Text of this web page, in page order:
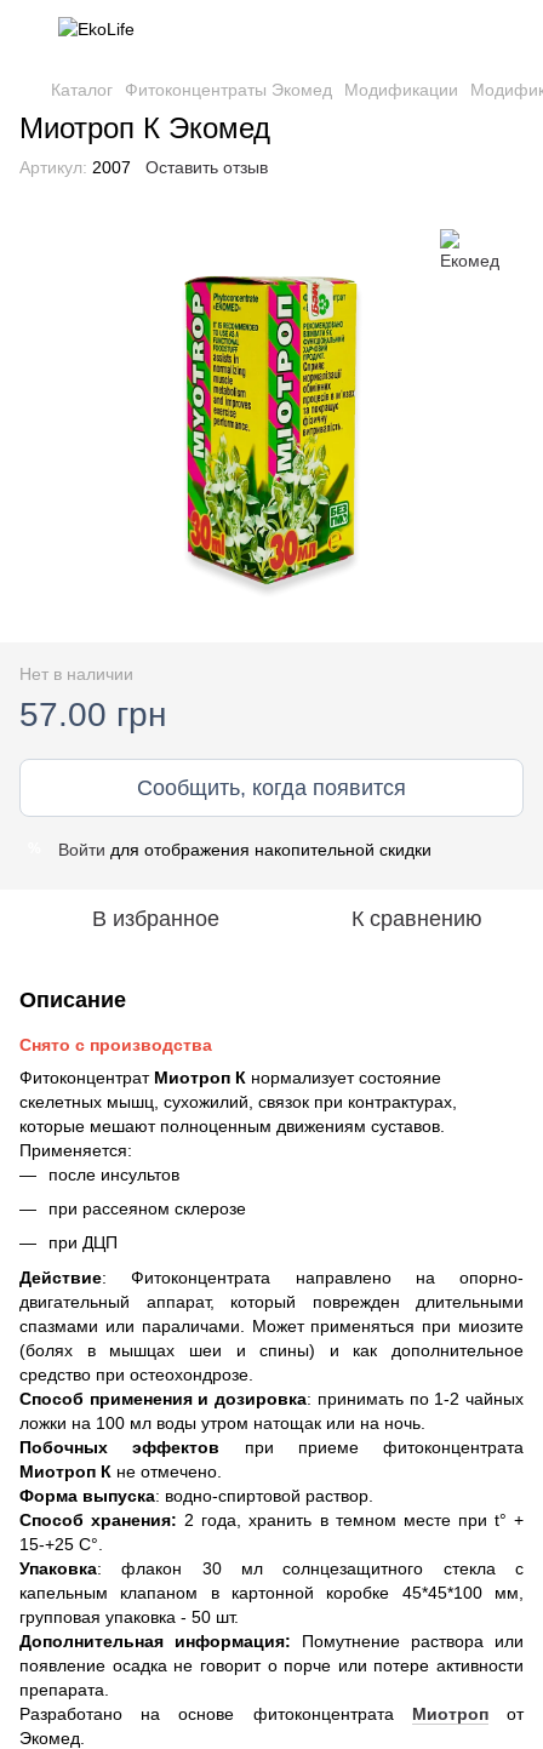
Каталог Фитоконцентраты Экомед Модификации
Миотроп К Экомед
Артикул: 2007 Оставить отзыв
Нет в наличии
57.00 грн
Сообщить, когда появится
Войти для отображения накопительной скидки
В избранное К сравнению
Описание
Снято с производства
ФитоконцентратМиотроп К нормализует состояние
скелетных мышц, сухожилий, связок при контрактурах,
которые мешают полноценным движениям суставов.
Применяется:
после инсультов
при рассеяном склерозе
при ДЦП
Действие: Фитоконцентрата направлено ​​на опорно-
двигательный аппарат, который поврежден длительными
спазмами или параличами. Может применяться при миозите
(болях в мышцах шеи и спины) и как дополнительное
средство при остеохондрозе.
Способ применения и дозировка: принимать по 1-2 чайных
ложки на 100 мл воды утром натощак или на ночь.
Побочных эффектов при приеме фитоконцентрата
Миотроп К не отмечено.
Форма выпуска: водно-спиртовой раствор.
Способ хранения: 2 года, хранить в темном месте при t° +
15-+25 C°.
Упаковка: флакон 30 мл солнцезащитного стекла с
капельным клапаном в картонной коробке 45*45*100 мм,
групповая упаковка - 50 шт.
Дополнительная информация: Помутнение раствора или
появление осадка не говорит о порче или потере активности
препарата.
Разработано на основе фитоконцентрата Миотроп
от
Экомед.